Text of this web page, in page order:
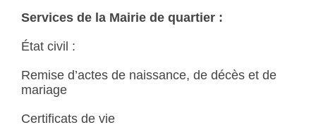
Services de la Mairie de quartier :
État civil :
Remise d’actes de naissance, de décès et de
mariage
Certificats de vie